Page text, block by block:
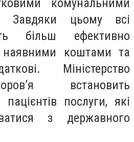
Завдяки цьому всі
більш ефективно
наявними коштами та
Міністерство
встановить
послуги, які
з державного